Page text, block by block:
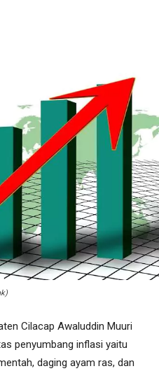
Cilacap Awaluddin Muuri
penyumbang inflasi yaitu
daging ayam ras, dan